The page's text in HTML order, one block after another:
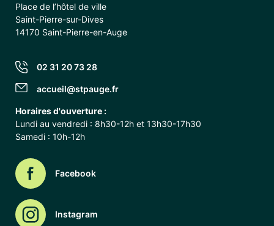
Place de l’hôtel de ville
Saint-Pierre-sur-Dives
14170 Saint-Pierre-en-Auge
02 31 20 73 28
accueil@stpauge.fr
Horaires d'ouverture :
Lundi au vendredi : 8h30-12h et 13h30-17h30
Samedi : 10h-12h
Facebook
Instagram